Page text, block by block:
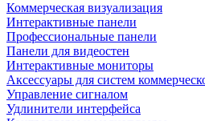
Коммерческая визуализация
Интерактивные панели
Профессиональные панели
Панели для видеостен
Интерактивные мониторы
Аксессуары для систем
Управление сигналом
Удлинители интерфейса